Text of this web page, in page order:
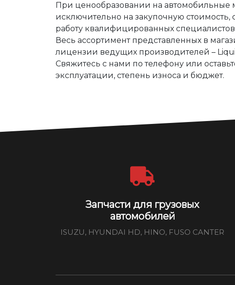
При ценообразовании на автомобильные
исключительно на закупочную
работу квалифицированных
Весь ассортимент представленных в
лицензии ведущих производителей –
Свяжитесь с нами по телефону или
эксплуатации, степень износа и бюджет.
Запчасти для грузовых
автомобилей
ISUZU, HYUNDAI HD, HINO, FUSO CANTER